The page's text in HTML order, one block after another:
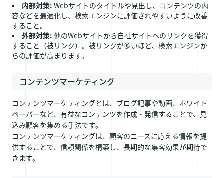
内部対策: Webサイトのタイトルや見出し、コンテンツの内
容などを最適化し、検索エンジンに評価されやすいように改善
すること。
外部対策: 他のWebサイトから自社サイトへのリンクを獲得
すること（被リンク）。被リンクが多いほど、検索エンジンか
らの評価が高まります。
コンテンツマーケティング
コンテンツマーケティングとは、ブログ記事や動画、ホワイト
ペーパーなど、有益なコンテンツを作成・発信することで、見
込み顧客を集める手法です。
コンテンツマーケティングは、顧客のニーズに応える情報を提
供することで、信頼関係を構築し、長期的な集客効果が期待で
きます。